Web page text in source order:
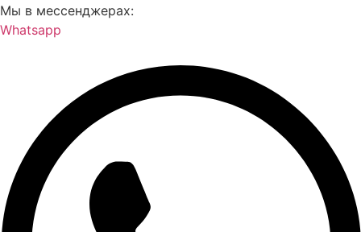
Мы в мессенджерах:
Whatsapp